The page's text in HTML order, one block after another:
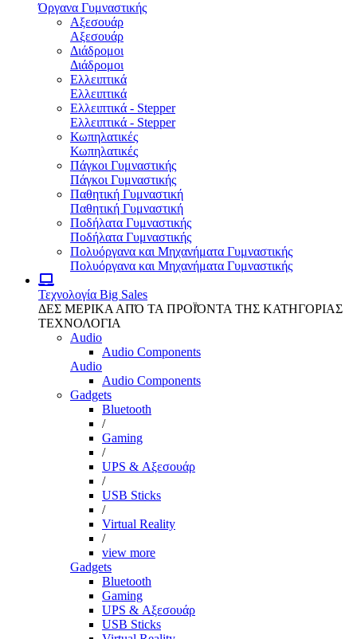
Όργανα Γυμναστικής
Αξεσουάρ
Αξεσουάρ
Διάδρομοι
Διάδρομοι
Ελλειπτικά
Ελλειπτικά
Ελλειπτικά - Stepper
Ελλειπτικά - Stepper
Κωπηλατικές
Κωπηλατικές
Πάγκοι Γυμναστικής
Πάγκοι Γυμναστικής
Παθητική Γυμναστική
Παθητική Γυμναστική
Ποδήλατα Γυμναστικής
Ποδήλατα Γυμναστικής
Πολυόργανα και Μηχανήματα Γυμναστικής
Πολυόργανα και Μηχανήματα Γυμναστικής
Τεχνολογία Big Sales
ΔΕΣ ΜΕΡΙΚΑ ΑΠΌ ΤΑ ΠΡΟΪΌΝΤΑ ΤΗΣ ΚΑΤΗΓΟΡΙΑΣ
ΤΕΧΝΟΛΟΓΙΑ
Audio
Audio Components
Audio
Audio Components
Gadgets
Bluetooth
/
Gaming
/
UPS & Αξεσουάρ
/
USB Sticks
/
Virtual Reality
/
view more
Gadgets
Bluetooth
Gaming
UPS & Αξεσουάρ
USB Sticks